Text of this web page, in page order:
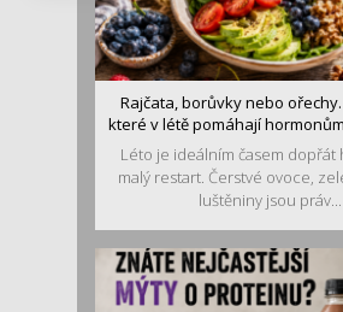
Rajčata, borůvky nebo
které v létě pomáhají
Léto je ideálním časem dopřát
malý restart. Čerstvé ovoce,
luštěniny jsou práv...